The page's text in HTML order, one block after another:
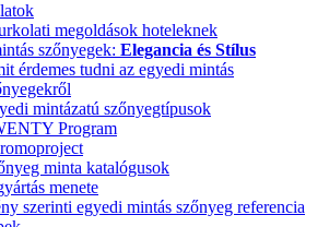
megoldások hoteleknek
szőnyegek: Elegancia és Stílus
érdemes tudni az egyedi mintás
mintázatú szőnyegtípusok
Program
minta katalógusok
menete
szerinti egyedi mintás szőnyeg referencia